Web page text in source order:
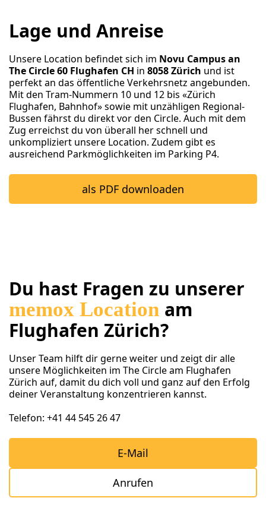
Lage und Anreise
Unsere Location befindet sich im Novu Campus an
The Circle 60 Flughafen CH in 8058 Zürich und ist
perfekt an das öffentliche Verkehrsnetz angebunden.
Mit den Tram-Nummern 10 und 12 bis «Zürich
Flughafen, Bahnhof» sowie mit unzähligen Regional-
Bussen fährst du direkt vor den Circle. Auch mit dem
Zug erreichst du von überall her schnell und
unkompliziert unsere Location. Zudem gibt es
ausreichend Parkmöglichkeiten im Parking P4.
als PDF downloaden
Du hast Fragen zu unserer
memox Location am
Flughafen Zürich?
Unser Team hilft dir gerne weiter und zeigt dir alle
unsere Möglichkeiten im The Circle am Flughafen
Zürich auf, damit du dich voll und ganz auf den Erfolg
deiner Veranstaltung konzentrieren kannst.
Telefon: +41 44 545 26 47
E-Mail
Anrufen